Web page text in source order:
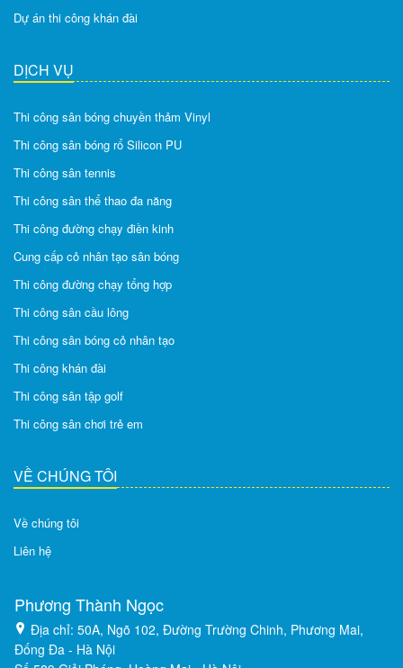
Dự án thi công khán đài
DỊCH VỤ
Thi công sân bóng chuyền thảm Vinyl
Thi công sân bóng rổ Silicon PU
Thi công sân tennis
Thi công sân thể thao đa năng
Thi công đường chạy điền kinh
Cung cấp cỏ nhân tạo sân bóng
Thi công đường chạy tổng hợp
Thi công sân cầu lông
Thi công sân bóng cỏ nhân tạo
Thi công khán đài
Thi công sân tập golf
Thi công sân chơi trẻ em
VỀ CHÚNG TÔI
Về chúng tôi
Liên hệ
Phương Thành Ngọc
Địa chỉ: 50A, Ngõ 102, Đường Trường Chinh, Phương Mai,
Đống Đa - Hà Nội